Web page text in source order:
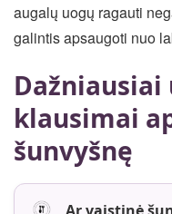
augalų uogų ragauti
galintis apsaugoti nuo
klausimai
šunvyšnę
Ar vaistinė